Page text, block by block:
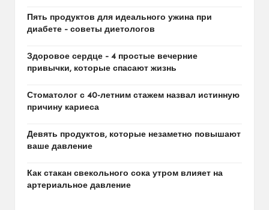
Пять продуктов для идеального ужина при
диабете – советы диетологов
Здоровое сердце – 4 простые вечерние
привычки, которые спасают жизнь
Стоматолог с 40-летним стажем назвал истинную
причину кариеса
Девять продуктов, которые незаметно повышают
ваше давление
Как стакан свекольного сока утром влияет на
артериальное давление